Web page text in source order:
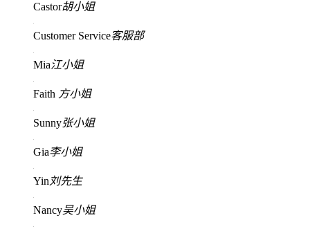
Castor胡小姐
Customer Service客服部
Mia江小姐
Faith 方小姐
Sunny张小姐
Gia李小姐
Yin 刘先生
Nancy吴小姐